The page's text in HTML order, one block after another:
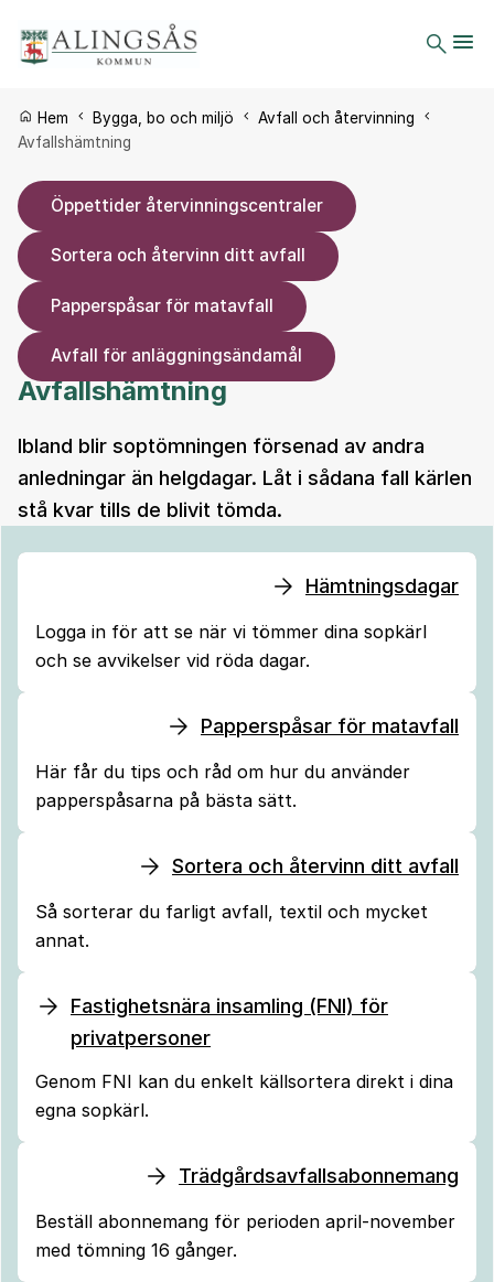
Du är här:
Hem Bygga, bo och miljö
Avfall och återvinning
Avfallshämtning
Öppettider återvinningscentraler
Sortera och återvinn ditt avfall
Papperspåsar för matavfall
Avfall för anläggningsändamål
Avfallshämtning
Ibland blir soptömningen försenad av andra
anledningar än helgdagar. Låt i sådana fall kärlen
stå kvar tills de blivit tömda.
Hämtningsdagar
Logga in för att se när vi tömmer dina sopkärl
och se avvikelser vid röda dagar.
Papperspåsar för matavfall
Här får du tips och råd om hur du använder
papperspåsarna på bästa sätt.
Sortera och återvinn ditt avfall
Så sorterar du farligt avfall, textil och mycket
annat.
Fastighetsnära insamling (FNI) för
privatpersoner
Genom FNI kan du enkelt källsortera direkt i dina
egna sopkärl.
Trädgårdsavfallsabonnemang
Beställ abonnemang för perioden april-november
med tömning 16 gånger.